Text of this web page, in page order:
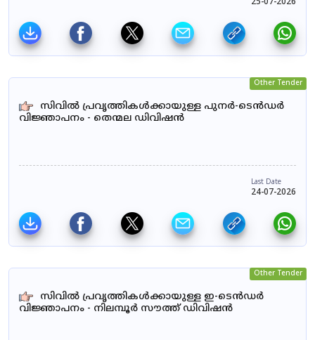
25-07-2026
Other Tender
സിവിൽ പ്രവൃത്തികൾക്കായുള്ള പുനർ-ടെൻഡർ
വിജ്ഞാപനം - തെന്മല ഡിവിഷൻ
Last Date
24-07-2026
Other Tender
സിവിൽ പ്രവൃത്തികൾക്കായുള്ള ഇ-ടെൻഡർ
വിജ്ഞാപനം - നിലമ്പൂർ സൗത്ത് ഡിവിഷൻ